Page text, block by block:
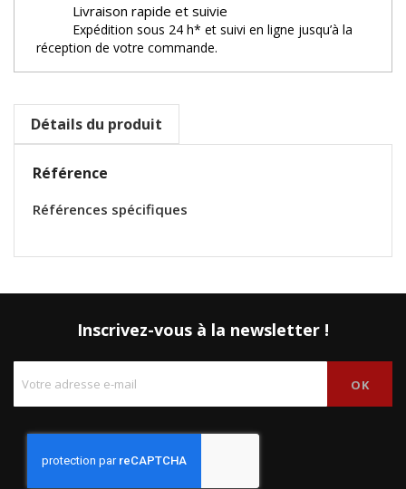
Livraison rapide et suivie
Expédition sous 24 h* et suivi en ligne jusqu’à la
réception de votre commande.
Détails du produit
Référence
Références spécifiques
Inscrivez-vous à la newsletter !